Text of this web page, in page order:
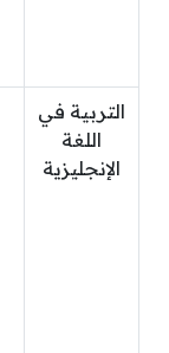
التربية في
اللغة
الإنجليزية